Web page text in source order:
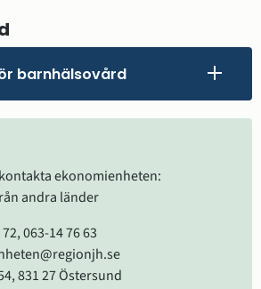
barnhälsovård
ekonomienheten:
andra länder
063-14 76 63
831 27 Östersund